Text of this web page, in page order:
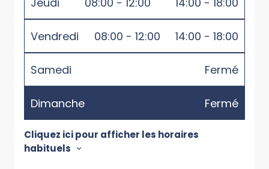
Vendredi 08:00 - 12:00 14:00 - 18:00
Samedi Fermé
Dimanche Fermé
Cliquez ici pour afficher les horaires
habituels